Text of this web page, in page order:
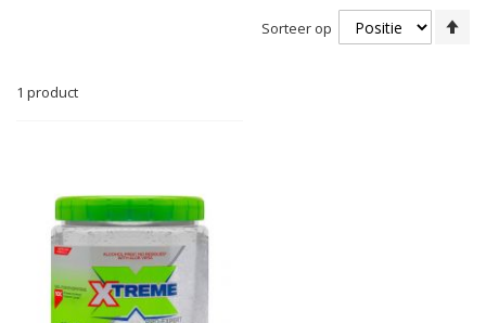
1 product
Sorteer op